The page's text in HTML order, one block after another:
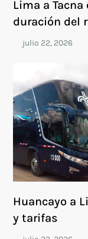
Lima a
duración del
Huancayo a
y tarifas